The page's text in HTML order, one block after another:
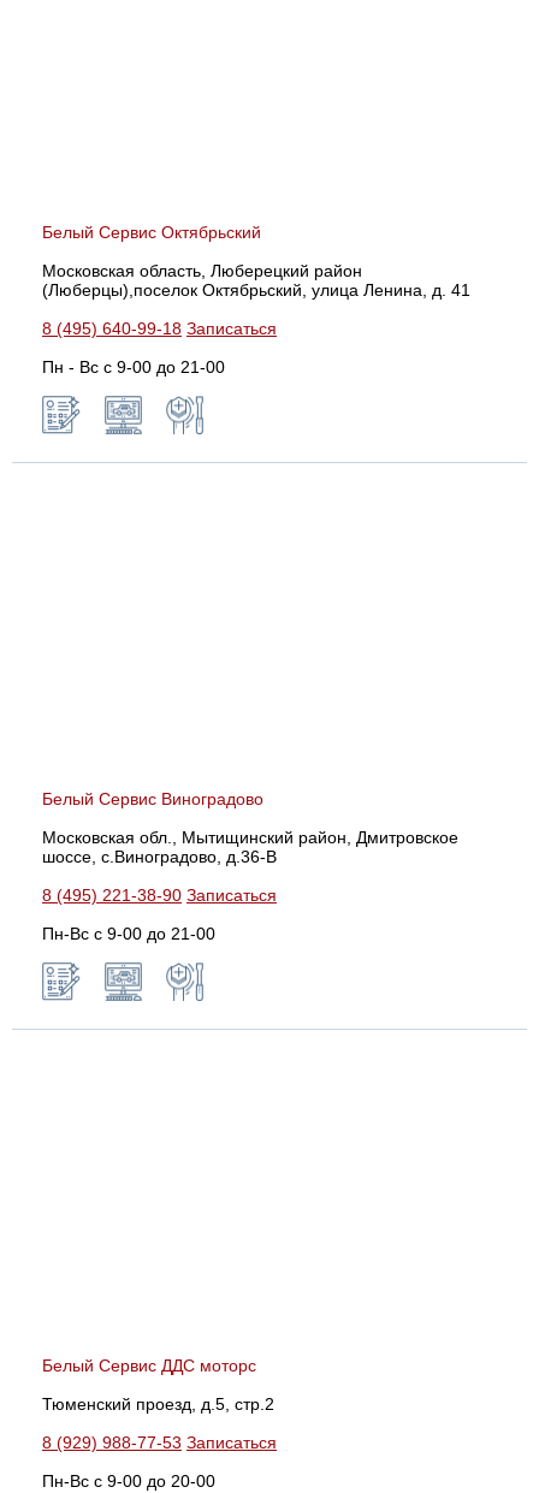
Белый Сервис Октябрьский
Московская область, Люберецкий район
(Люберцы),поселок Октябрьский, улица Ленина, д. 41
8 (495) 640-99-18 Записаться
Пн - Вс с 9-00 до 21-00
Белый Сервис Виноградово
Московская обл., Мытищинский район, Дмитровское
шоссе, с.Виноградово, д.36-В
8 (495) 221-38-90 Записаться
Пн-Вс с 9-00 до 21-00
Белый Сервис ДДС моторс
Тюменский проезд, д.5, стр.2
8 (929) 988-77-53 Записаться
Пн-Вс c 9-00 до 20-00